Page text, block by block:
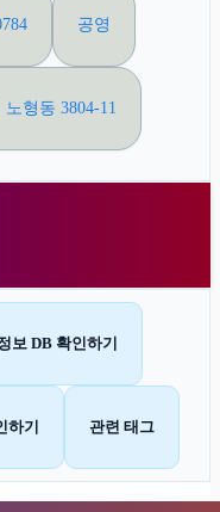
공영
형동 3804-11
보 DB 확인하기
하기 관련 태그